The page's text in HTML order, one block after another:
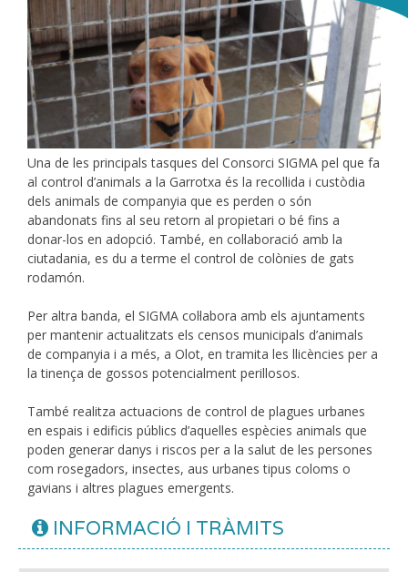
Una de les principals tasques del Consorci SIGMA pel que fa
al control d’animals a la Garrotxa és la recollida i custòdia
dels animals de companyia que es perden o són
abandonats fins al seu retorn al propietari o bé fins a
donar-los en adopció. També, en col·laboració amb la
ciutadania, es du a terme el control de colònies de gats
rodamón.
Per altra banda, el SIGMA col·labora amb els ajuntaments
per mantenir actualitzats els censos municipals d’animals
de companyia i a més, a Olot, en tramita les llicències per a
la tinença de gossos potencialment perillosos.
També realitza actuacions de control de plagues urbanes
en espais i edificis públics d’aquelles espècies animals que
poden generar danys i riscos per a la salut de les persones
com rosegadors, insectes, aus urbanes tipus coloms o
gavians i altres plagues emergents.
INFORMACIÓ I TRÀMITS